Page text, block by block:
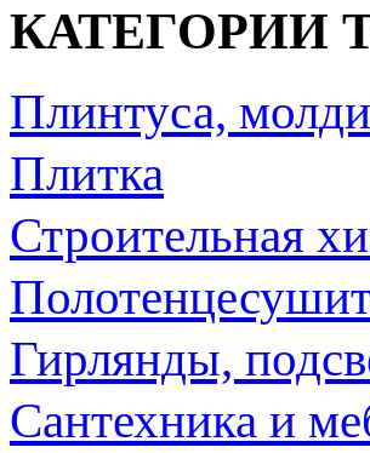
КАТЕГОРИИ
Плинтуса,
Плитка
Строительная
Гирлянды,
Сантехника и